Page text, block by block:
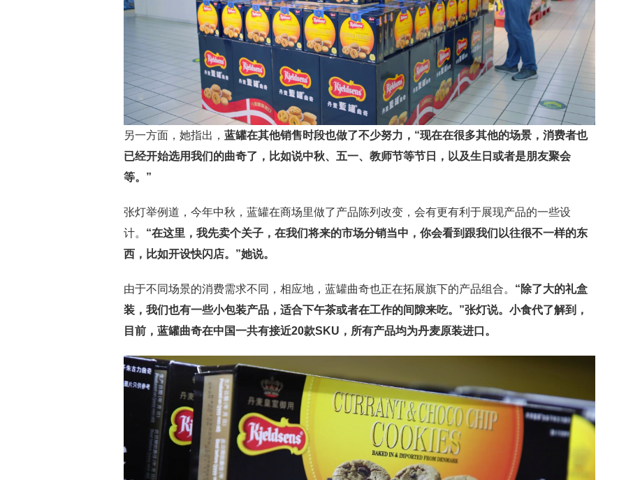
另一方面，她指出， 蓝罐在其他销售时段也做了不少努力，“现在在很多其他的场景，消费者也
已经开始选用我们的曲奇了，比如说中秋、五一、教师节等节日，以及生日或者是朋友聚会
等。”
张灯举例道，今年中秋，蓝罐在商场里做了产品陈列改变，会有更有利于展现产品的一些设
计。 “在这里，我先卖个关子，在我们将来的市场分销当中，你会看到跟我们以往很不一样的东
西，比如开设快闪店。”她说。
由于不同场景的消费需求不同，相应地，蓝罐曲奇也正在拓展旗下的产品组合。 “除了大的礼盒
装，我们也有一些小包装产品，适合下午茶或者在工作的间隙来吃。”张灯说。小食代了解到，
目前，蓝罐曲奇在中国一共有接近20款SKU，所有产品均为丹麦原装进口。